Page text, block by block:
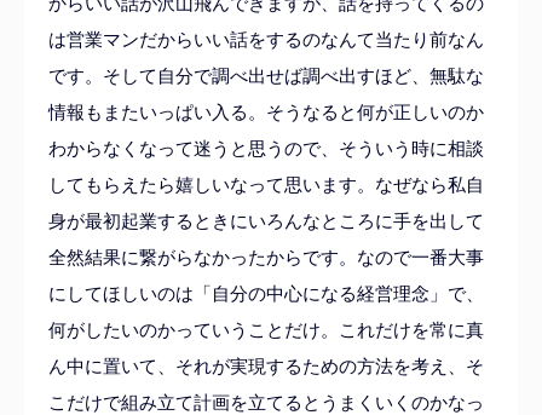
は営業マンだからいい話をするのなんて当たり前なん
です。そして自分で調べ出せば調べ出すほど、無駄な
情報もまたいっぱい入る。そうなると何が正しいのか
わからなくなって迷うと思うので、そういう時に相談
してもらえたら嬉しいなって思います。なぜなら私自
身が最初起業するときにいろんなところに手を出して
全然結果に繋がらなかったからです。なので一番大事
にしてほしいのは「自分の中心になる経営理念」で、
何がしたいのかっていうことだけ。これだけを常に真
ん中に置いて、それが実現するための方法を考え、そ
こだけで組み立て計画を立てるとうまくいくのかなっ